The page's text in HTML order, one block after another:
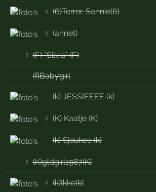
♀ (6)Terror-Sannie(6)
♀ (annet)
♀ (F) *Silvia* (F)
(f)Babygirl
(k) JESSIEEEE (k)
♀ (K) Kaatje (K)
(k) Sjoukee (k)
♀ (K)gldgirl1987(K)
♀ (k)Ikke(k)